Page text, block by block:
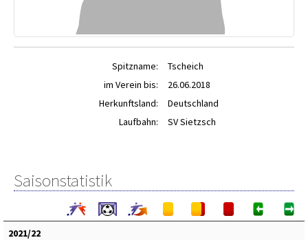
Spitzname:
Tscheich
im Verein bis:
26.06.2018
Herkunftsland:
Deutschland
Laufbahn:
SV Sietzsch
Saisonstatistik
2021/22